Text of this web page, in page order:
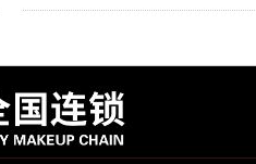
全妆，普通人也做得到